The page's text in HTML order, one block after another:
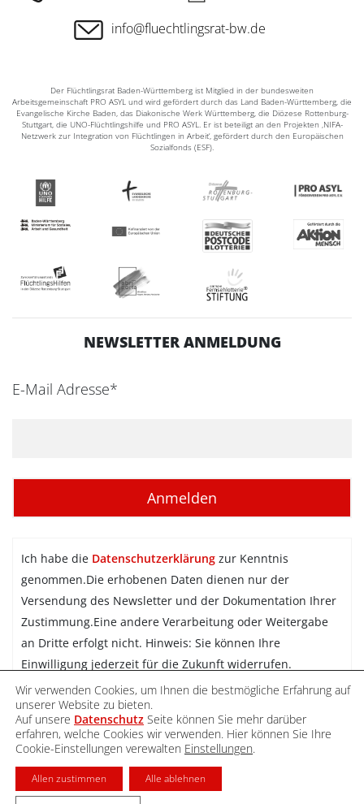
info@fluechtlingsrat-bw.de
Der Flüchtlingsrat Baden-Württemberg ist Mitglied in der bundesweiten
Arbeitsgemeinschaft PRO ASYL und wird gefördert durch das Land Baden-Württemberg, die
Evangelische Kirche Baden, das Diakonische Werk Württemberg, die Diözese Rottenburg-
Stuttgart, die UNO-Flüchtlingshilfe und PRO ASYL. Er ist beteiligt an den Projekten ‚NIFA-
Netzwerk zur Integration von Flüchtlingen in Arbeit‘, gefördert durch den Europäischen
Sozialfonds (ESF).
NEWSLETTER ANMELDUNG
E-Mail Adresse*
Ich habe die Datenschutzerklärung zur Kenntnis
genommen.Die erhobenen Daten dienen nur der
Versendung des Newsletter und der Dokumentation Ihrer
Zustimmung.Eine andere Verarbeitung oder Weitergabe
an Dritte erfolgt nicht. Hinweis: Sie können Ihre
Einwilligung jederzeit für die Zukunft widerrufen.
Newsletter abonnieren
DATENSCHUTZ IMPRESSUM
Wir verwenden Cookies, um Ihnen die bestmögliche Erfahrung auf
unserer Website zu bieten.
Auf unsere Datenschutz Seite können Sie mehr darüber
erfahren, welche Cookies wir verwenden. Hier können Sie Ihre
Cookie-Einstellungen verewalten Einstellungen.
Allen zustimmen Alle ablehnen